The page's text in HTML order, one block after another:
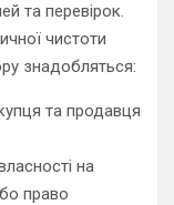
та перевірок.
чистоти
знадобляться:
та продавця
на
право